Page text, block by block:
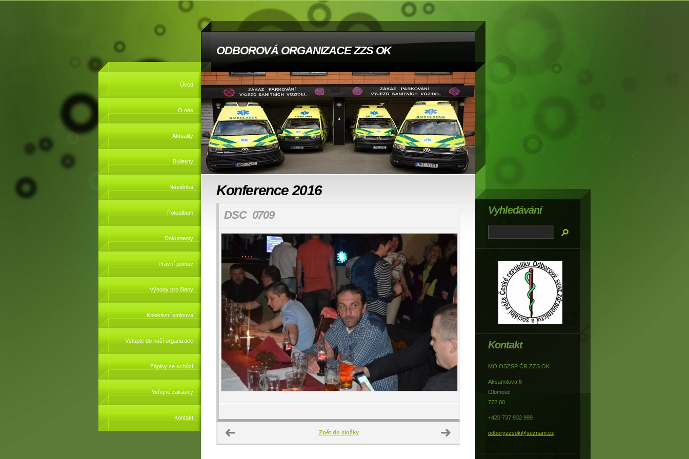
ODBOROVÁ ORGANIZACE ZZS OK
Úvod
O nás
Aktuality
Bulletiny
Nástěnka
Fotoalbum
Dokumenty
Právní pomoc
Výhody pro členy
Kolektivní smlouva
Vstupte do naší organizace
Zápisy ze schůzí
Veřejné zakázky
Kontakt
Konference 2016
DSC_0709
Zpět do složky
Kontakt
MO OSZSP ČR ZZS OK
Aksamitova 8
Olomouc
772 00
+420 737 932 999
odboryzzsok@seznam.cz
Vyhledávání